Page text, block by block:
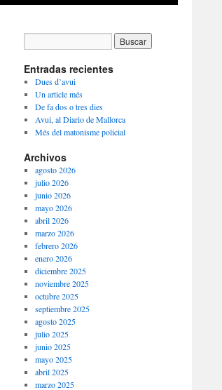
Entradas recientes
Dues d’avui
Un article més
De fa dos o tres dies
Avui, al Diario de Mallorca
Més del matonisme policial
Archivos
agosto 2026
julio 2026
junio 2026
mayo 2026
abril 2026
marzo 2026
febrero 2026
enero 2026
diciembre 2025
noviembre 2025
octubre 2025
septiembre 2025
agosto 2025
julio 2025
junio 2025
mayo 2025
abril 2025
marzo 2025